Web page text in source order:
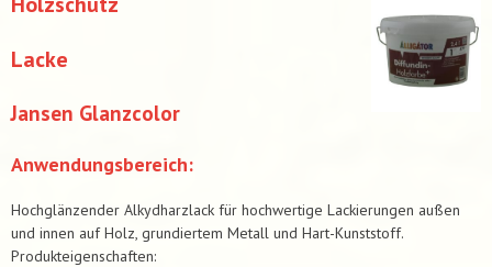
Lacke
Jansen Glanzcolor
Anwendungsbereich:
Hochglänzender Alkydharzlack für hochwertige Lackierungen außen
und innen auf Holz, grundiertem Metall und Hart-Kunststoff.
Produkteigenschaften: